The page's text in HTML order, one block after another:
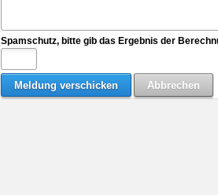
Spamschutz, bitte gib das Ergebnis der